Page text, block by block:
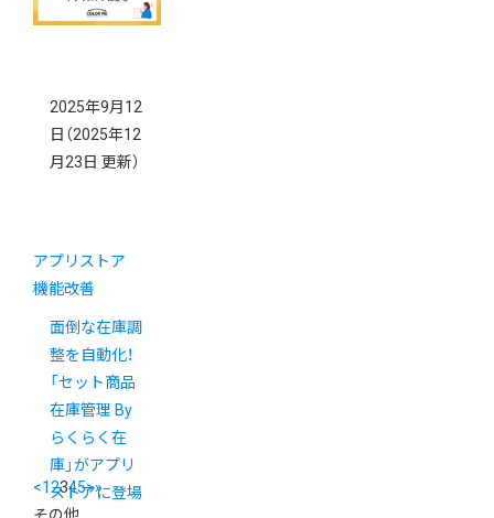
2025年9月12
日 （2025年12
月23日 更新）
アプリストア
機能改善
面倒な在庫調
整を自動化！
「セット商品
在庫管理 By
らくらく在
庫」がアプリ
ストアに登場
<12345>»